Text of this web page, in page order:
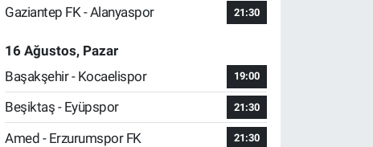
Gaziantep FK - Alanyaspor 21:30
16 Ağustos, Pazar
Başakşehir - Kocaelispor
19:00
Beşiktaş - Eyüpspor 21:30
Amed - Erzurumspor FK 21:30